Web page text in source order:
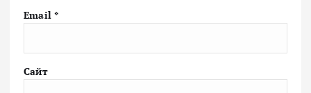
Email *
Сайт